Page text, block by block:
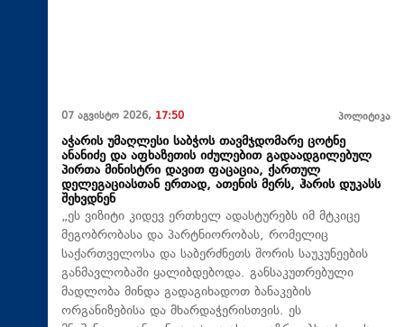
07 აგვისტო 2026, 17:50 პოლიტიკა
აჭარის უმაღლესი საბჭოს თავმჯდომარე ცოტნე
ანანიძე და აფხაზეთის იძულებით გადაადგილებულ
პირთა მინისტრი დავით ფაცაცია, ქართულ
დელეგაციასთან ერთად, ათენის მერს, ჰარის დუკასს
შეხვდნენ
„ეს ვიზიტი კიდევ ერთხელ ადასტურებს იმ მტკიცე
მეგობრობასა და პარტნიორობას, რომელიც
საქართველოსა და საბერძნეთს შორის საუკუნეების
განმავლობაში ყალიბდებოდა. განსაკუთრებული
მადლობა მინდა გადაგიხადოთ ბანაკების
ორგანიზებისა და მხარდაჭერისთვის. ეს